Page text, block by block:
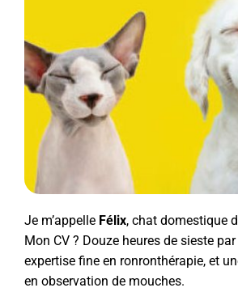
Je m’appelle Félix, chat domestique
Mon CV ? Douze heures de sieste
expertise fine en ronronthérapie, et
en observation de mouches.